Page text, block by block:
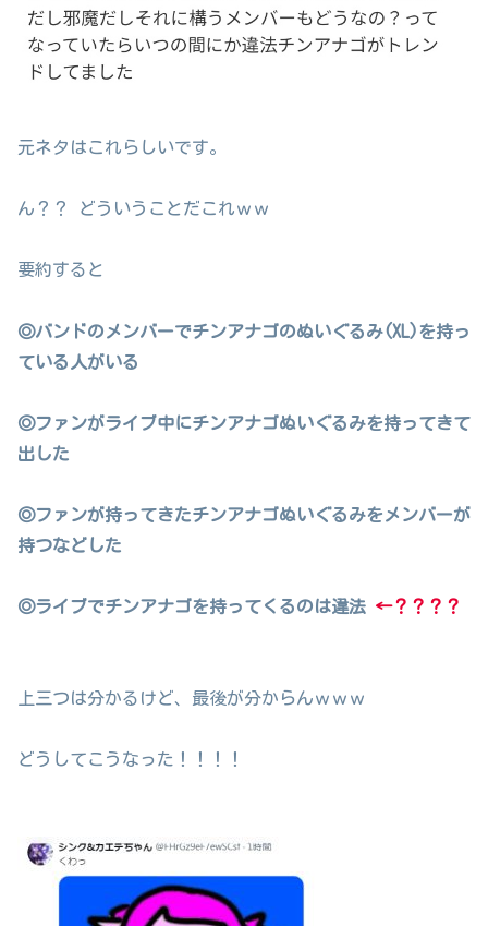
元ネタはこれらしいです。
ん？？ どういうことだこれｗｗ
要約すると
◎バンドのメンバーでチンアナゴのぬいぐるみ(XL)を持っ
ている人がいる
◎ファンがライブ中にチンアナゴぬいぐるみを持ってきて
出した
◎ファンが持ってきたチンアナゴぬいぐるみをメンバーが
持つなどした
◎ライブでチンアナゴを持ってくるのは違法 ←？？？？
上三つは分かるけど、最後が分からんｗｗｗ
どうしてこうなった！！！！